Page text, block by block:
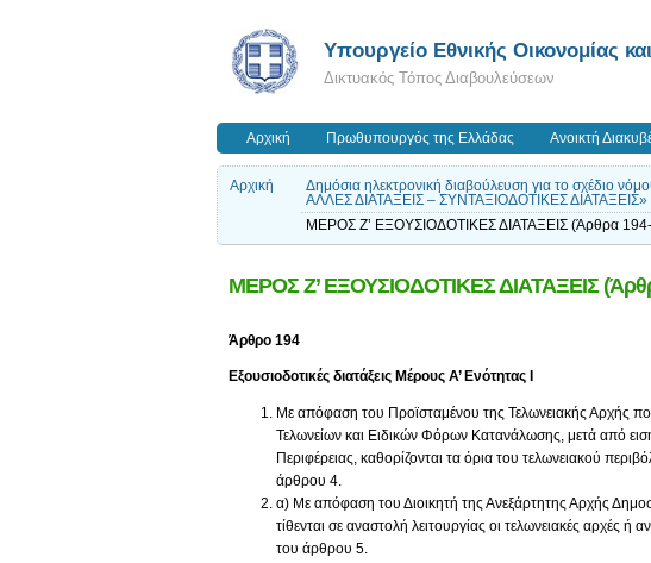
Υπουργείο Εθνικής Οικονομίας
Δικτυακός Τόπος Διαβουλεύσεων
Αρχική Πρωθυπουργός της Ελλάδας Ανοικτή
Αρχική
Δημόσια ηλεκτρονική διαβούλευση για το σχέδιο
ΑΛΛΕΣ ΔΙΑΤΑΞΕΙΣ – ΣΥΝΤΑΞΙΟΔΟΤΙΚΕΣ ΔΙΑΤΑΞΕΙΣ»
ΜΕΡΟΣ Ζ’ ΕΞΟΥΣΙΟΔΟΤΙΚΕΣ ΔΙΑΤΑΞΕΙΣ (Άρθρα
ΜΕΡΟΣ Ζ’ ΕΞΟΥΣΙΟΔΟΤΙΚΕΣ ΔΙΑΤΑΞΕΙΣ
Άρθρο 194
Εξουσιοδοτικές διατάξεις Μέρους Α’ Ενότητας Ι
Με απόφαση του Προϊσταμένου της Τελωνειακής Αρχής
Τελωνείων και Ειδικών Φόρων Κατανάλωσης, μετά από
Περιφέρειας, καθορίζονται τα όρια του τελωνειακού
άρθρου 4.
α) Με απόφαση του Διοικητή της Ανεξάρτητης Αρχής
τίθενται σε αναστολή λειτουργίας οι τελωνειακές αρχές
του άρθρου 5.